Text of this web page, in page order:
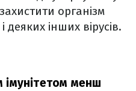
організм
деяких інших вірусів.
менш